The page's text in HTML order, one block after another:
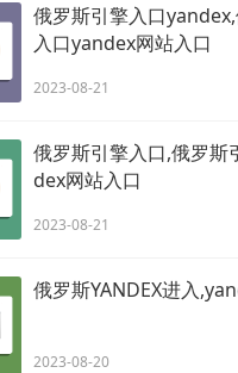
俄罗斯引擎入口
入口yandex网站入口
2023-08-21
俄罗斯引擎入口,俄罗斯
dex网站入口
2023-08-21
俄罗斯YANDEX进入
2023-08-20